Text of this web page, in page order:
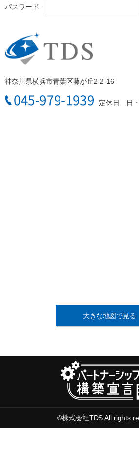
パスワード:
神奈川県横浜市青葉区藤が丘2-2-16
045-979-1939 定休日 日
大きな地図で見る
©株式会社TDS All rights